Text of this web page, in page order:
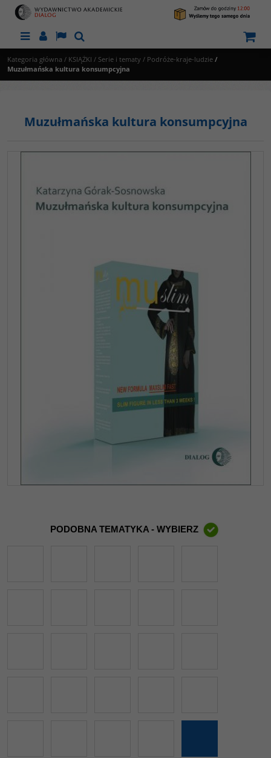
MenuPanelLangSzukaj
Kategoria główna / KSIĄŻKI / Serie i tematy / Podróże-kraje-ludzie /
Muzułmańska kultura konsumpcyjna
Muzułmańska kultura konsumpcyjna
PODOBNA TEMATYKA - WYBIERZ